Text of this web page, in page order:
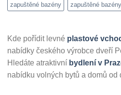
zapuštěné bazény zapuštěné
Kde pořídit levné plastové
nabídky českého výrobce dveří
Hledáte atraktivní bydlení v
nabídku volných bytů a domů od